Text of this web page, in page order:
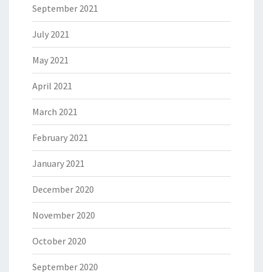
September 2021
July 2021
May 2021
April 2021
March 2021
February 2021
January 2021
December 2020
November 2020
October 2020
September 2020